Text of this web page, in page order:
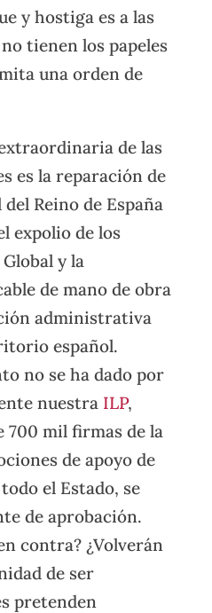
y hostiga es a las
tienen los papeles
una orden de
de las
es la reparación de
Reino de España
expolio de los
y la
de mano de obra
administrativa
español.
no se ha dado por
nuestra ILP,
700 mil firmas de la
de apoyo de
el Estado, se
de aprobación.
contra? ¿Volverán
de ser
pretenden